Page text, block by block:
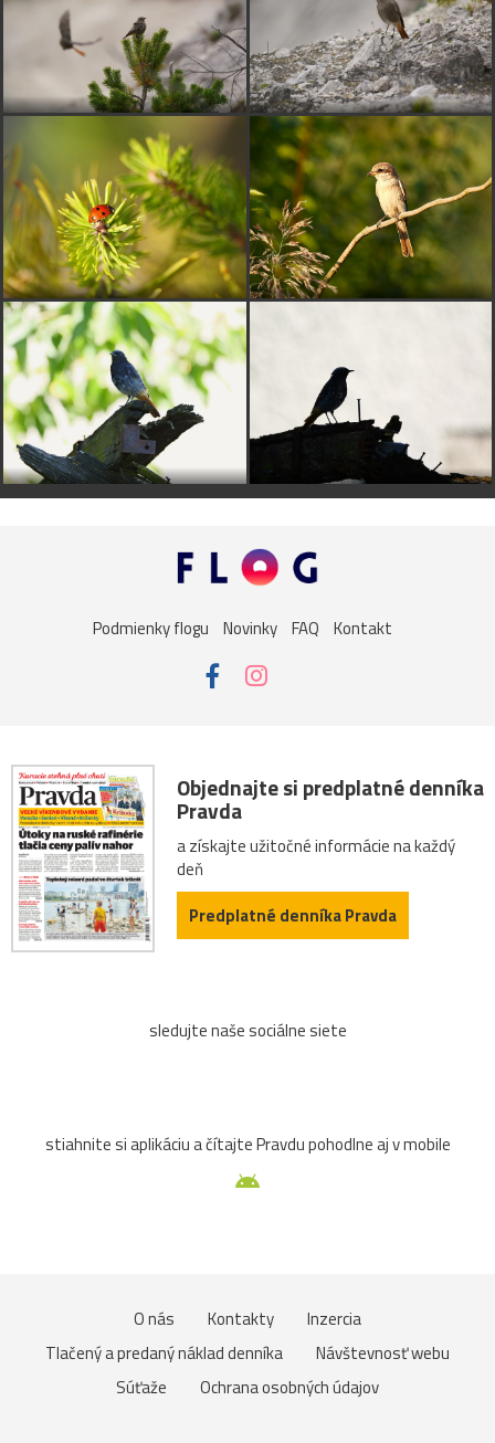
Podmienky flogu Novinky FAQ Kontakt
Objednajte si predplatné denníka
Pravda
a získajte užitočné informácie na každý
deň
Predplatné denníka Pravda
sledujte naše sociálne siete
stiahnite si aplikáciu a čítajte Pravdu pohodlne aj v mobile
O nás Kontakty
Inzercia
Tlačený a predaný náklad denníka
Návštevnosť webu
Súťaže
Ochrana osobných údajov